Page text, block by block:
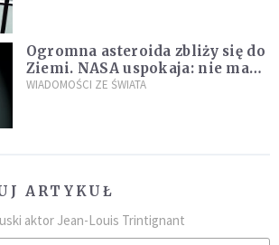
Ogromna asteroida zbliży się do
Ziemi. NASA uspokaja: nie ma
zagrożenia
WIADOMOŚCI ZE ŚWIATA
ARTYKUŁ
aktor Jean-Louis Trintignant